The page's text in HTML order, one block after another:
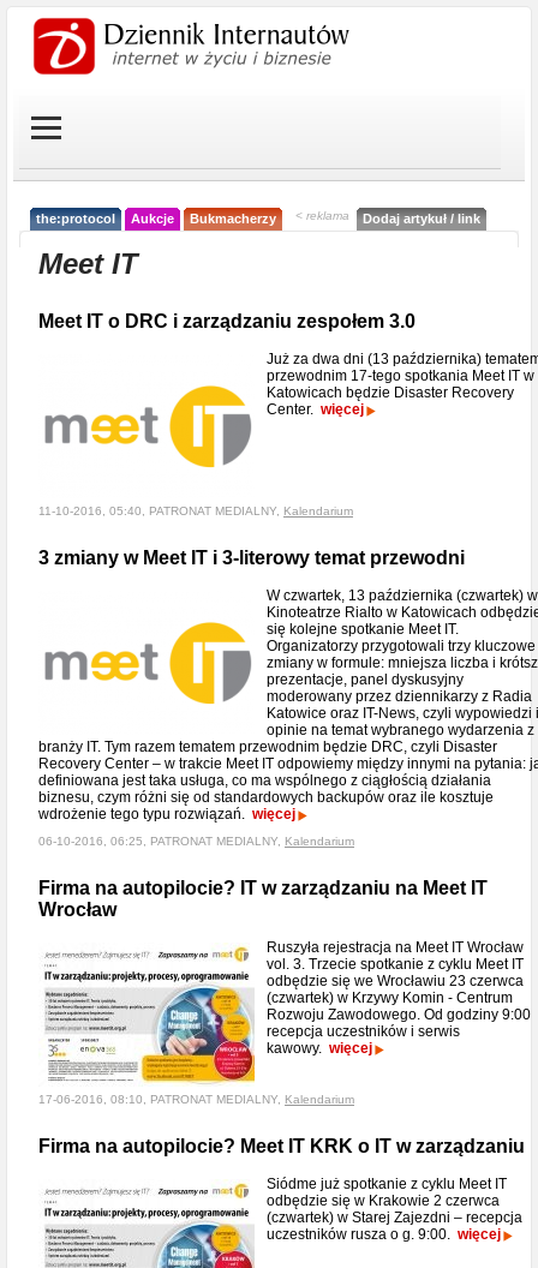
the:protocol Aukcje Bukmacherzy < reklama Dodaj artykuł / link
Meet IT
Meet IT o DRC i zarządzaniu zespołem 3.0
Już za dwa dni (13 października)
przewodnim 17-tego spotkania Meet IT w
Katowicach będzie Disaster Recovery
Center. więcej
11-10-2016, 05:40, PATRONAT MEDIALNY, Kalendarium
3 zmiany w Meet IT i 3-literowy temat przewodni
W czwartek, 13 października (czwartek) w
Kinoteatrze Rialto w Katowicach
się kolejne spotkanie Meet IT.
Organizatorzy przygotowali trzy kluczowe
zmiany w formule: mniejsza liczba i
prezentacje, panel dyskusyjny
moderowany przez dziennikarzy z Radia
Katowice oraz IT-News, czyli wypowiedzi i
opinie na temat wybranego wydarzenia z
branży IT. Tym razem tematem przewodnim będzie DRC, czyli Disaster
Recovery Center – w trakcie Meet IT odpowiemy między innymi na pytania:
definiowana jest taka usługa, co ma wspólnego z ciągłością działania
biznesu, czym różni się od standardowych backupów oraz ile kosztuje
wdrożenie tego typu rozwiązań. więcej
06-10-2016, 06:25, PATRONAT MEDIALNY, Kalendarium
Firma na autopilocie? IT w zarządzaniu na Meet IT
Wrocław
Ruszyła rejestracja na Meet IT Wrocław
vol. 3. Trzecie spotkanie z cyklu Meet IT
odbędzie się we Wrocławiu 23 czerwca
(czwartek) w Krzywy Komin - Centrum
Rozwoju Zawodowego. Od godziny 9:00
recepcja uczestników i serwis
kawowy. więcej
17-06-2016, 08:10, PATRONAT MEDIALNY, Kalendarium
Firma na autopilocie? Meet IT KRK o IT w zarządzaniu
Siódme już spotkanie z cyklu Meet IT
odbędzie się w Krakowie 2 czerwca
(czwartek) w Starej Zajezdni – recepcja
uczestników rusza o g. 9:00. więcej